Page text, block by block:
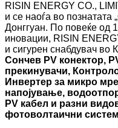
RISIN ENERGY CO.,
и се наоѓа во познатата
Донггуан. По повеќе од
иновации, RISIN
и сигурен снабдувач во
Сончев PV конектор,
прекинувачи,
Инвертер за микро
напојување,
PV кабел и разни
фотоволтаични